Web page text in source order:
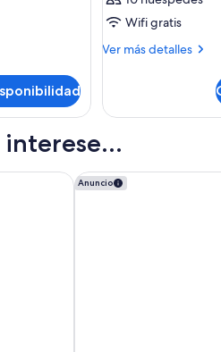
Wifi gratis
Ver más detalles
Más
Anuncio
Holiday Inn Express